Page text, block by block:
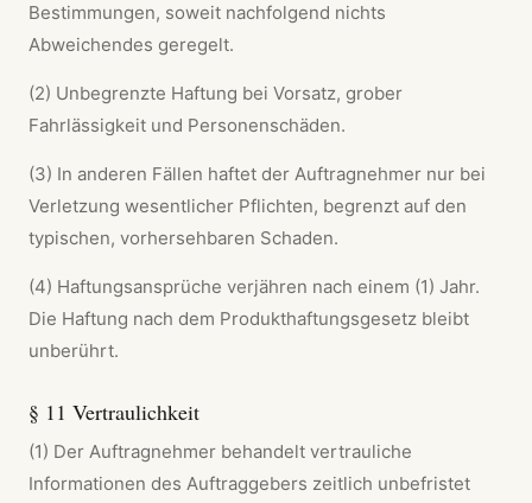
Bestimmungen, soweit nachfolgend nichts
Abweichendes geregelt.
(2) Unbegrenzte Haftung bei Vorsatz, grober
Fahrlässigkeit und Personenschäden.
(3) In anderen Fällen haftet der Auftragnehmer nur bei
Verletzung wesentlicher Pflichten, begrenzt auf den
typischen, vorhersehbaren Schaden.
(4) Haftungsansprüche verjähren nach einem (1) Jahr.
Die Haftung nach dem Produkthaftungsgesetz bleibt
unberührt.
§ 11 Vertraulichkeit
(1) Der Auftragnehmer behandelt vertrauliche
Informationen des Auftraggebers zeitlich unbefristet